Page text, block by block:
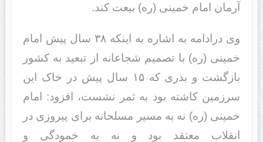
آرمان امام خمینی (ره) بیعت کند.
وی درادامه به اشاره به اینکه ۳۸ سال پیش امام
خمینی (ره) با تصمیم شجاعانه از تبعید به کشور
بازگشت و بذری که ۱۵ سال پیش در خاک این
سرزمین کاشته بود به ثمر نشست، افزود‌: امام
خمینی (ره) نه به مسیر مسلحانه برای پیروزی در
انقلاب معتقد بود و نه به خمودگی و